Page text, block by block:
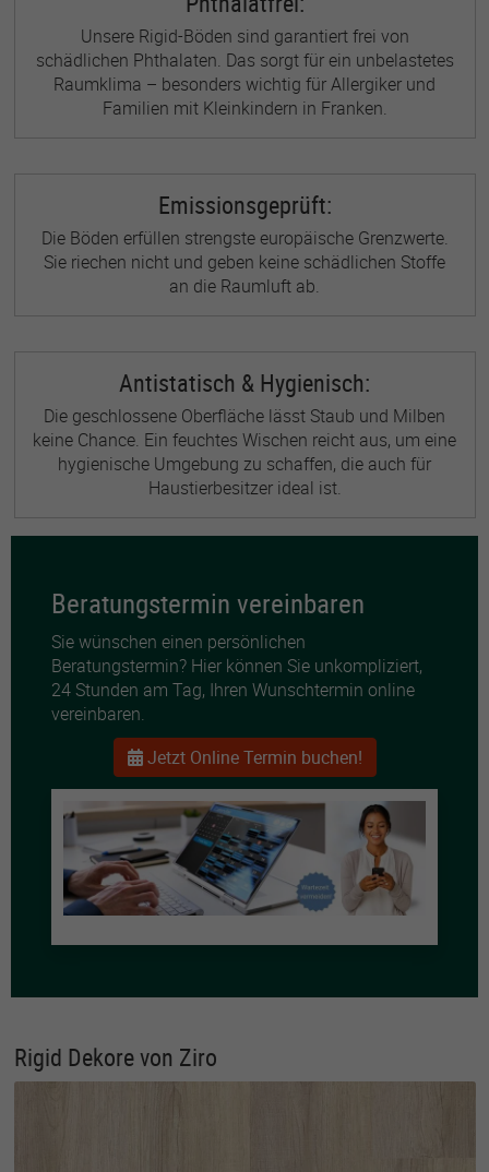
Unsere Rigid-Böden sind garantiert frei von
schädlichen Phthalaten. Das sorgt für ein unbelastetes
Raumklima – besonders wichtig für Allergiker und
Familien mit Kleinkindern in Franken.
Emissionsgeprüft:
Die Böden erfüllen strengste europäische Grenzwerte.
Sie riechen nicht und geben keine schädlichen Stoffe
an die Raumluft ab.
Antistatisch & Hygienisch:
Die geschlossene Oberfläche lässt Staub und Milben
keine Chance. Ein feuchtes Wischen reicht aus, um eine
hygienische Umgebung zu schaffen, die auch für
Haustierbesitzer ideal ist.
Beratungstermin vereinbaren
Sie wünschen einen persönlichen
Beratungstermin? Hier können Sie unkompliziert,
24 Stunden am Tag, Ihren Wunschtermin online
vereinbaren.
Jetzt Online Termin buchen!
Rigid Dekore von Ziro